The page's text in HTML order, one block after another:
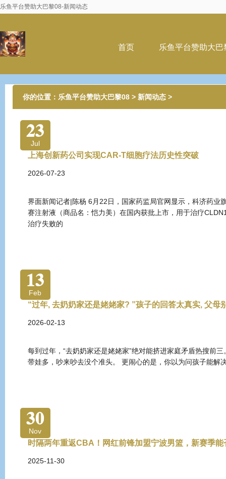
乐鱼平台赞助大巴黎08-新闻动态
首页 乐鱼平台赞助大巴
你的位置： 乐鱼平台赞助大巴黎08> 新闻动态>
23
Jul
上海创新药公司实现CAR-T细胞疗法历史性突破
2026-07-23
界面新闻记者|陈杨 6月22日，国家药监局官网显示，科济药业
赛注射液（商品名：恺力美）在国内获批上市，用于治疗
治疗失败的
13
Feb
“过年, 去奶奶家还是姥姥家? ”孩子的回答太真实, 父母
2026-02-13
每到过年，“去奶奶家还是姥姥家”绝对能挤进家庭矛盾热搜前
带娃多，吵来吵去没个准头。 更闹心的是，你以为问孩子能解
30
Nov
时隔两年重返CBA！网红前锋加盟宁波男篮，新赛季
2025-11-30